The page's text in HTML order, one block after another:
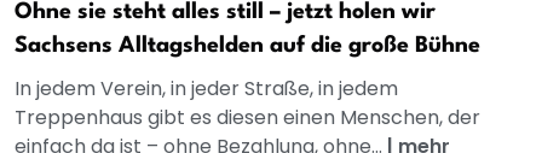
Ohne sie steht alles still – jetzt holen wir
Sachsens Alltagshelden auf die große Bühne
In jedem Verein, in jeder Straße, in jedem
Treppenhaus gibt es diesen einen Menschen, der
einfach da ist – ohne Bezahlung, ohne... | mehr